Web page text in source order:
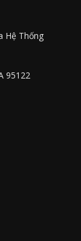
Hệ Thống
95122